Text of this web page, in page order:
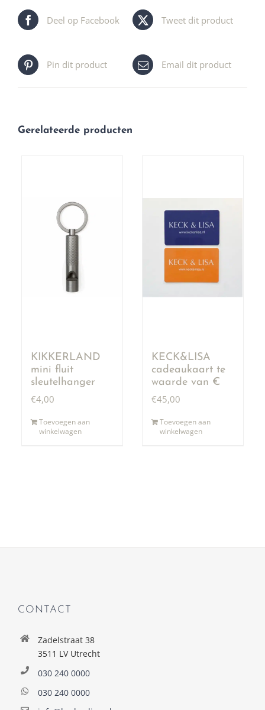
Deel op Facebook Tweet dit product
Pin dit product Email dit product
Gerelateerde producten
KIKKERLAND
mini fluit
sleutelhanger
€4,00
Toevoegen aan
winkelwagen
KECK&LISA
cadeaukaart te
waarde van €
50,00
€45,00
Toevoegen aan
winkelwagen
CONTACT
Zadelstraat 38
3511 LV Utrecht
030 240 0000
030 240 0000